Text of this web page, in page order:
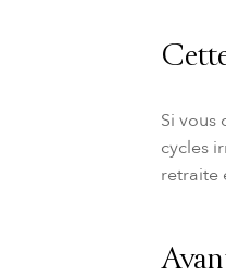
Si vous
cycles
retraite